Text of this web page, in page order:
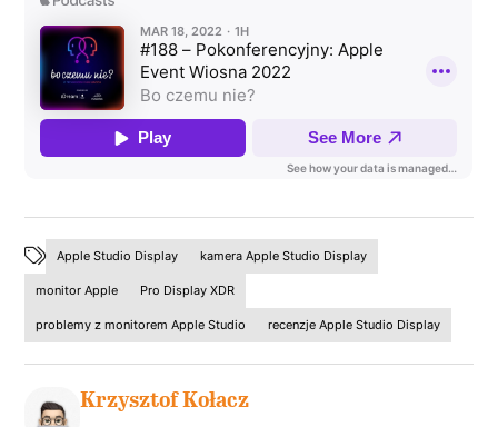
Apple Studio Display kamera Apple Studio Display
monitor Apple Pro Display XDR
problemy z monitorem Apple Studio recenzje Apple Studio Display
Krzysztof Kołacz